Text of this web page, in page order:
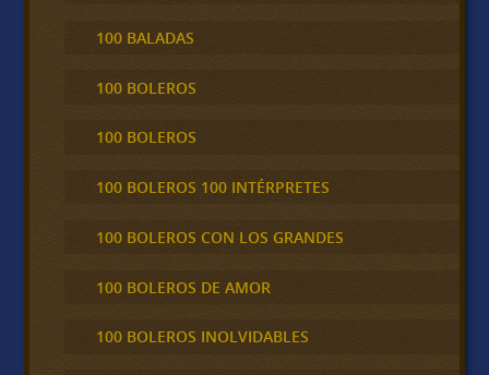
100 BALADAS
100 BOLEROS
100 BOLEROS
100 BOLEROS 100 INTÉRPRETES
100 BOLEROS CON LOS GRANDES
100 BOLEROS DE AMOR
100 BOLEROS INOLVIDABLES